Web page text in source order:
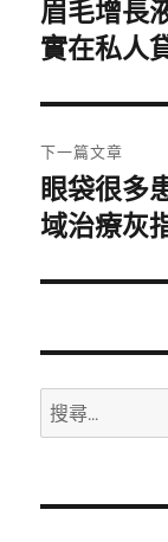
導
覽
上
一
文
章:
眉毛增長
實在私人
下一篇文章
下
一
文
眼袋很多
域治療灰
搜
尋
鍵